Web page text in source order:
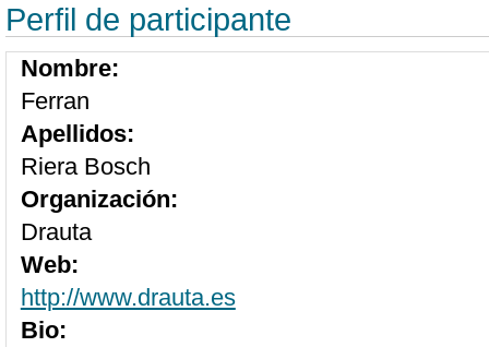
Perfil de participante
Nombre:
Ferran
Apellidos:
Riera Bosch
Organización:
Drauta
Web:
http://www.drauta.es
Bio: